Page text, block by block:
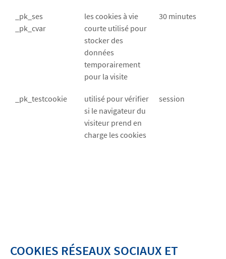
_pk_ses
_pk_cvar
les cookies à vie
courte utilisé pour
stocker des
données
temporairement
pour la visite
30 minutes
_pk_testcookie
utilisé pour vérifier
si le navigateur du
visiteur prend en
charge les cookies
session
COOKIES RÉSEAUX SOCIAUX ET